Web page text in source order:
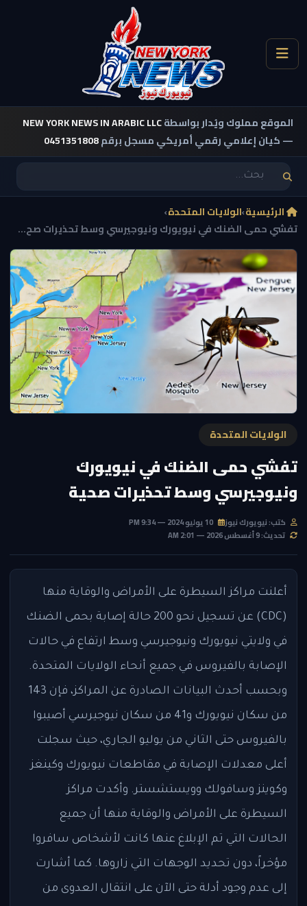
الموقع مملوك ويُدار بواسطةNEW YORK NEWS IN ARABIC LLC
— كيان إعلامي رقمي أمريكي مسجل برقم0451351808
الرئيسية›الولايات المتحدة›
تفشي حمى الضنك في نيويورك ونيوجيرسي وسط تحذيرات صح...
الولايات المتحدة
تفشي حمى الضنك في نيويورك
ونيوجيرسي وسط تحذيرات صحية
كتب: نيويورك نيوز
تحديث: 9 أغسطس 2026 — 2:01 AM
أعلنت مراكز السيطرة على الأمراض والوقاية منها
(CDC) عن تسجيل نحو 200 حالة إصابة بحمى الضنك
في ولايتي نيويورك ونيوجيرسي وسط ارتفاع في حالات
الإصابة بالفيروس في جميع أنحاء الولايات المتحدة.
وبحسب أحدث البيانات الصادرة عن المراكز، فإن 143
من سكان نيويورك و41 من سكان نيوجيرسي أصيبوا
بالفيروس حتى الثاني من يوليو الجاري، حيث سجلت
أعلى معدلات الإصابة في مقاطعات نيويورك وكينغز
وكوينز وسافولك وويستشستر. وأكدت مراكز
السيطرة على الأمراض والوقاية منها أن جميع
الحالات التي تم الإبلاغ عنها كانت لأشخاص سافروا
مؤخراً، دون تحديد الوجهات التي زاروها. كما أشارت
إلى عدم وجود أدلة حتى الآن على انتقال العدوى من